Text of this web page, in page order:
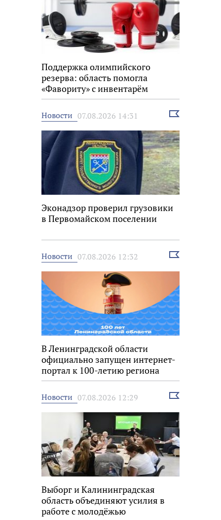
Поддержка олимпийского
резерва: область помогла
«Фавориту» с инвентарём
Новости 07.08.2026 14:31
Выбрать
Эконадзор проверил грузовики
в Первомайском поселении
Новости 07.08.2026 12:32
Выбрать
В Ленинградской области
официально запущен интернет-
портал к 100-летию региона
Новости 07.08.2026 12:29
Выбрать
Выборг и Калининградская
область объединяют усилия в
работе с молодёжью